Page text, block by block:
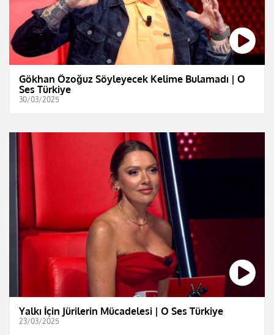
Gökhan Özoğuz Söyleyecek Kelime Bulamadı | O
Ses Türkiye
30/03/2025
Yalkı İçin Jürilerin Mücadelesi | O Ses Türkiye
23/03/2025